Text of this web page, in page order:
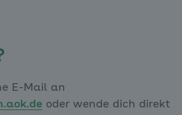
E-Mail an
oder wende dich direkt